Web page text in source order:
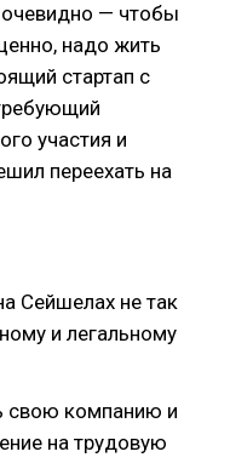
— чтобы
надо жить
стартап с
участия и
переехать на
Сейшелах не так
и легальному
свою компанию и
на трудовую